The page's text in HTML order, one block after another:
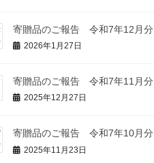
寄贈品のご報告 令和7年12月分
2026年1月27日
寄贈品のご報告 令和7年11月分
2025年12月27日
寄贈品のご報告 令和7年10月分
2025年11月23日